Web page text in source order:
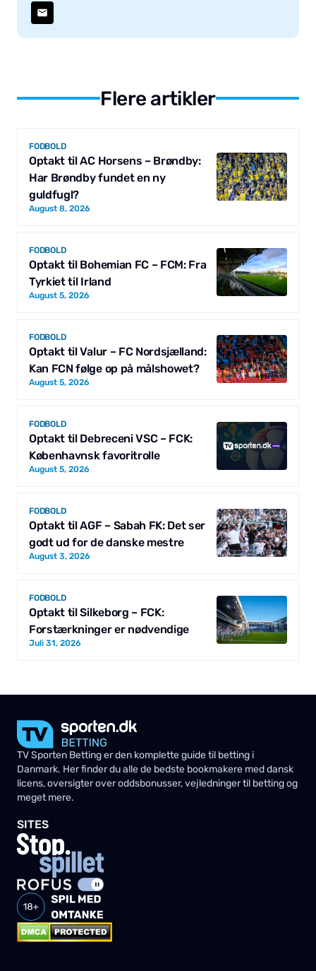
Flere artikler
FODBOLD
Optakt til AC Horsens – Brøndby:
Har Brøndby fundet en ny
guldfugl?
August 8, 2026
FODBOLD
Optakt til Bohemian FC – FCM: Fra
Tyrkiet til Irland
August 5, 2026
FODBOLD
Optakt til Valur – FC Nordsjælland:
Kan FCN følge op på målshowet?
August 5, 2026
FODBOLD
Optakt til Debreceni VSC – FCK:
Københavnsk favoritrolle
August 5, 2026
FODBOLD
Optakt til AGF – Sabah FK: Det ser
godt ud for de danske mestre
August 3, 2026
FODBOLD
Optakt til Silkeborg – FCK:
Forstærkninger er nødvendige
Juli 31, 2026
TV Sporten Betting er den komplette guide til betting i
Danmark. Her finder du alle de bedste bookmakere med dansk
licens, oversigter over oddsbonusser, vejledninger til betting og
meget mere.
SITES